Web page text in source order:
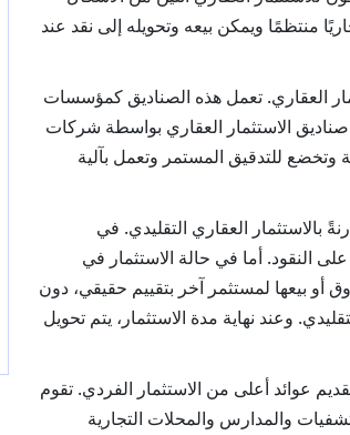
منتظمًا ويمكن بيعه وتحويله إلى نقد عند
العقاري. تعمل هذه الصناديق كمؤسسات
صناديق الاستثمار العقاري بواسطة شركات
وتخضع للتدقيق المستمر وتعمل بآلية
بالاستثمار العقاري التقليدي. في
النقود. أما في حالة الاستثمار في
أو بيعها لمستثمر آخر بتقييم حقيقي، دون
وعند نهاية مدة الاستثمار، يتم تحويل
عوائد أعلى من الاستثمار الفردي. تقوم
والمدارس والمحلات التجارية